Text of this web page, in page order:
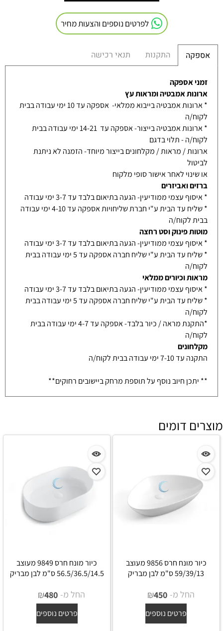
לפרטים נוספים והצעות מחיר
אספקה התקנות תנאי רכישה
זמני אספקה
ארונות אמבטיה ומראות עץ
* ארונות אמבטיה בייבוא ממלאי- אספקה עד 10 ימי עבודה בבית
לקוח/ה
* ארונות אמבטיה בייצור- אספקה עד 14-21 ימי עבודה בבית
לקוח/ה - תלוי בדגם
ארונות / מראות / מקלחונים בייצור מיוחד- הזמנה לא ניתנת
לביטול
או שינוי לאחר אישור סופי מלקוח
ברזים ואביזרים
* איסוף עצמי ממודיעין- הגעה בתיאום בלבד עד 3-7 ימי עבודה
* שליח עד הבית ע"י חברת שליחויות אספקה עד 4-10 ימי עבודה
בבית לקוח/ה
מוטות פינוק וסט רחצה
* איסוף עצמי ממודיעין- הגעה בתיאום בלבד עד 3-7 ימי עבודה
* שליח עד הבית ע"י שליח חברה אספקה עד 5 ימי עבודה בבית
לקוח/ה
מראות וכיורים ממלאי
* איסוף עצמי ממודיעין- הגעה בתיאום בלבד עד 3-7 ימי עבודה
* שליח עד הבית ע"י שליח חברה אספקה עד 5 ימי עבודה בבית
לקוח/ה
*התקנת מראה / כיור בלבד- אספקה עד 4-7 ימי עבודה בבית
לקוח/ה
מקלחונים
התקנה עד 7-10 ימי עבודה בבית לקוח/ה
** יתכן חיוב נוסף על תוספת מרחק ביישובים רחוקים**
מוצרים דומים
כיור מונח חרס 9856 מעוצב
59/39/13 ס"מ לבן מבריק
החל מ- ₪450
פרטים נוספים
כיור מונח חרס 9849 מעוצב
56.5/36.5/14.5 ס"מ לבן מבריק
החל מ- ₪480
פרטים נוספים